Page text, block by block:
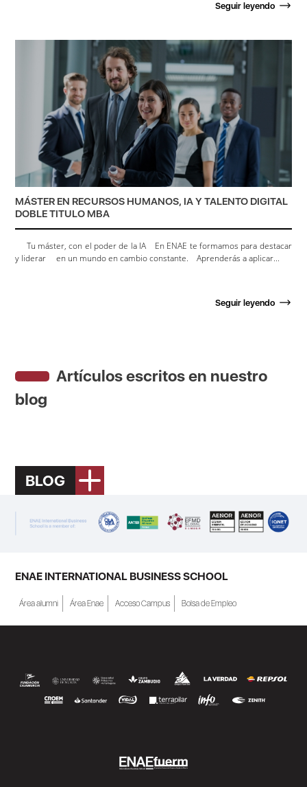
Seguir leyendo
MÁSTER EN RECURSOS HUMANOS, IA Y TALENTO DIGITAL
DOBLE TITULO MBA
Tu máster, con el poder de la IA En ENAE te formamos para destacar
y liderar en un mundo en cambio constante. Aprenderás a aplicar...
Seguir leyendo
Artículos escritos en nuestro
blog
BLOG
ENAE INTERNATIONAL BUSINESS SCHOOL
Área alumni Área Enae Acceso Campus Bolsa de Empleo